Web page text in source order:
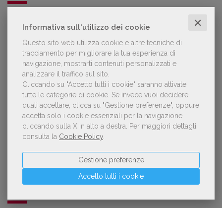
Informativa sull'utilizzo dei cookie ✕
Questo sito web utilizza cookie e altre tecniche di
tracciamento per migliorare la tua esperienza di
navigazione, mostrarti contenuti personalizzati e
analizzare il traffico sul sito.
Cliccando su "Accetto tutti i cookie" saranno attivate
tutte le categorie di cookie. Se invece vuoi decidere
quali accettare, clicca su "Gestione preferenze", oppure
accetta solo i cookie essenziali per la navigazione
cliccando sulla X in alto a destra.
Per maggiori dettagli,
consulta la Cookie Policy
Accetto tutti i cookie
Gestione preferenze
Lorenzo Armando (gruppo Piccoli editori
AIE): «Lavoriamo per tutelare chi, anche
su piccola scala, opera con un vero
approccio d'impresa»
OFFERTE DI LAVORO
editoria